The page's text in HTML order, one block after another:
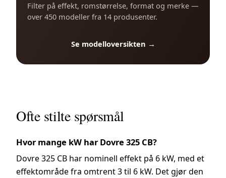
Filter på effekt, romstørrelse, format og merke —
over 450 modeller fra 14 produsenter.
Se modelloversikten →
Ofte stilte spørsmål
Hvor mange kW har Dovre 325 CB?
Dovre 325 CB har nominell effekt på 6 kW, med et
effektområde fra omtrent 3 til 6 kW. Det gjør den